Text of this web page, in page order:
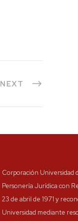
NEXT
Corporación Universidad
Personería Jurídica con
23 de abril de 1971 y
Universidad mediante